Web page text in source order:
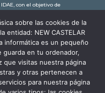
con el objetivo de
instalada de 60kW, la
al planeta 34,79
a recorrer 116.677 km en coche
sobre las cookies de la
entidad: NEW CASTELAR
informática es un pequeño
guarda en tu ordenador,
que visitas nuestra página
y otras pertenecen a
para nuestra página